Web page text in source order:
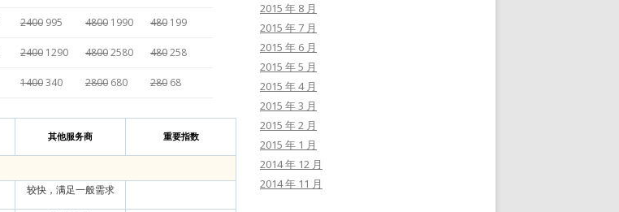
2400 995 4800 1990 480 199
2400 1290 48002580 480258
1400340 2800 680 280 68
其他服务商 重要指数
较快，满足一般需求
2015 年 8 月
2015 年 7 月
2015 年 6 月
2015 年 5 月
2015 年 4 月
2015 年 3 月
2015 年 2 月
2015 年 1 月
2014 年 12 月
2014 年 11 月